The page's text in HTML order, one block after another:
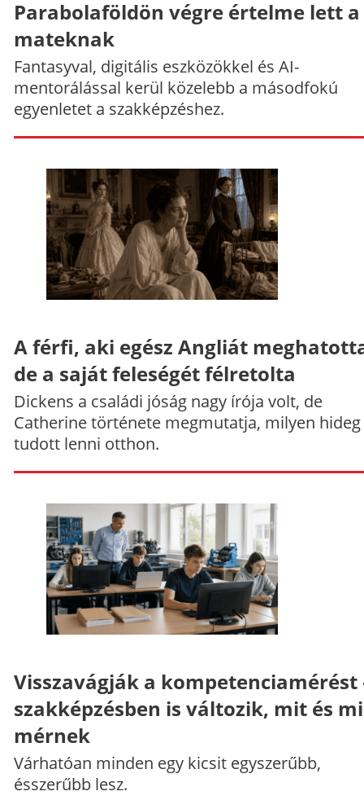
Parabolaföldön végre értelme lett a
mateknak
Fantasyval, digitális eszközökkel és AI-
mentorálással kerül közelebb a másodfokú
egyenletet a szakképzéshez.
A férfi, aki egész Angliát
de a saját feleségét félretolta
Dickens a családi jóság nagy írója volt, de
Catherine története megmutatja, milyen hideg
tudott lenni otthon.
Visszavágják a kompetenciamérést
szakképzésben is változik, mit és
mérnek
Várhatóan minden egy kicsit egyszerűbb,
ésszerűbb lesz.